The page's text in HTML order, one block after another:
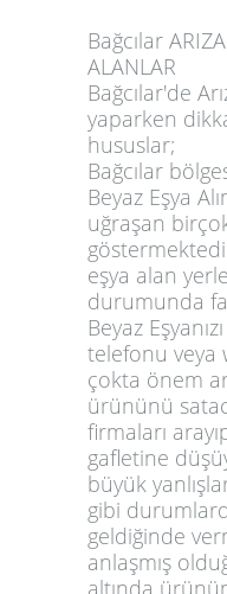
Bağcılar
ALANLAR
Bağcılar'de
yaparken
hususlar;
Bağcılar
Beyaz Eşya
uğraşan
eşya alan
durumunda
Beyaz
telefonu veya
çokta önem
ürününü
firmaları
gafletine
büyük
gibi
geldiğinde
anlaşmış
altında